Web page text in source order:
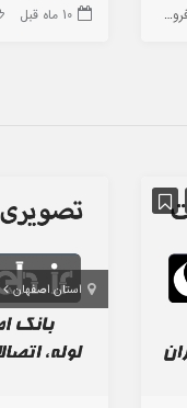
10 ماه قبل
استان اصفهان